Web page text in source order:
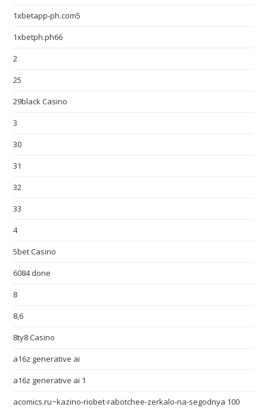
1xbetapp-ph.com5
1xbetph.ph66
2
25
29black Casino
3
30
31
32
33
4
5bet Casino
6084 done
8
8,6
8ty8 Casino
a16z generative ai
a16z generative ai 1
acomics.ru~kazino-riobet-rabotchee-zerkalo-na-segodnya 100